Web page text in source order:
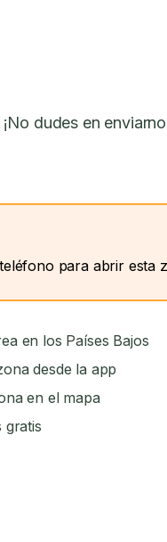
dudes en
para abrir esta
en los Países Bajos
desde la app
en el mapa
gratis